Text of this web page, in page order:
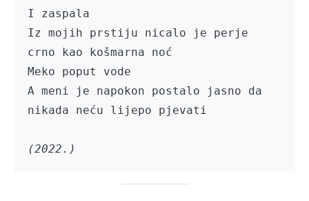
I zaspala
Iz mojih prstiju nicalo je perje
crno kao košmarna noć
Meko poput vode
A meni je napokon postalo jasno da
nikada neću lijepo pjevati
(2022.)